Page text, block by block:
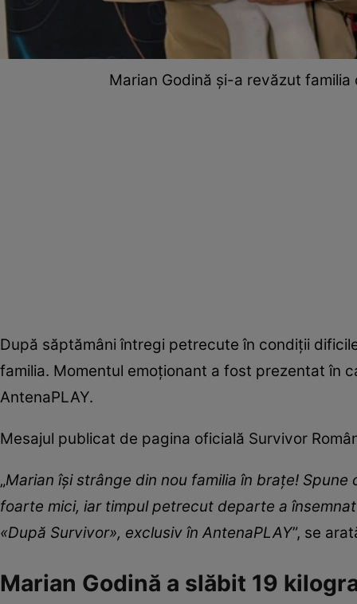
Marian Godină și-a revăzut
După săptămâni întregi petrecute în condiții
familia. Momentul emoționant a fost prezentat în
AntenaPLAY.
Mesajul publicat de pagina oficială Survivor
„Marian își strânge din nou familia în brațe!
foarte mici, iar timpul petrecut departe a
«După Survivor», exclusiv în AntenaPLAY”, se
Marian Godină a slăbit 19